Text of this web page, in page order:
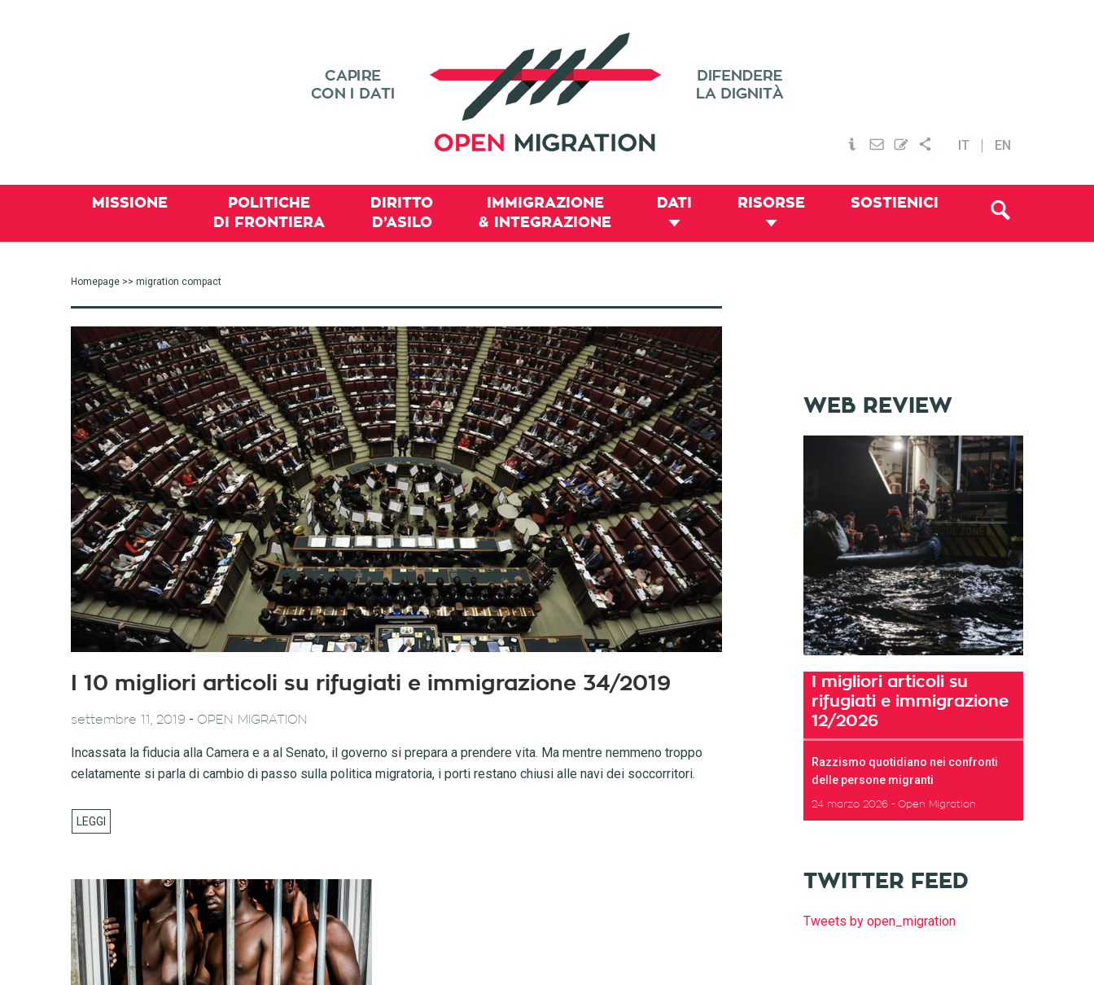
IT EN
MISSIONE
POLITICHE
DI FRONTIERA
DIRITTO
D’ASILO
IMMIGRAZIONE
& INTEGRAZIONE
DATI RISORSE SOSTIENICI
Homepage >> migration compact
I 10 migliori articoli su rifugiati e immigrazione 34/2019
settembre 11, 2019 - OPEN MIGRATION
Incassata la fiducia alla Camera e a al Senato, il governo si prepara a prendere vita. Ma mentre nemmeno troppo
celatamente si parla di cambio di passo sulla politica migratoria, i porti restano chiusi alle navi dei soccorritori.
WEB REVIEW
I migliori articoli su
rifugiati e immigrazione
12/2026
Razzismo quotidiano nei confronti
delle persone migranti
24 marzo 2026 Open Migration
TWITTER FEED
Tweets by open_migration